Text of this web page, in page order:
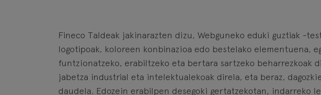
Fineco Taldeak jakinarazten dizu, Webguneko eduki guztiak -
logotipoak, koloreen konbinazioa edo bestelako elementuena,
funtzionatzeko, erabiltzeko eta bertara sartzeko beharrezkoak
jabetza industrial eta intelektualekoak direla, eta beraz,
daudela. Edozein erabilpen desegoki gertatzekotan, indarreko